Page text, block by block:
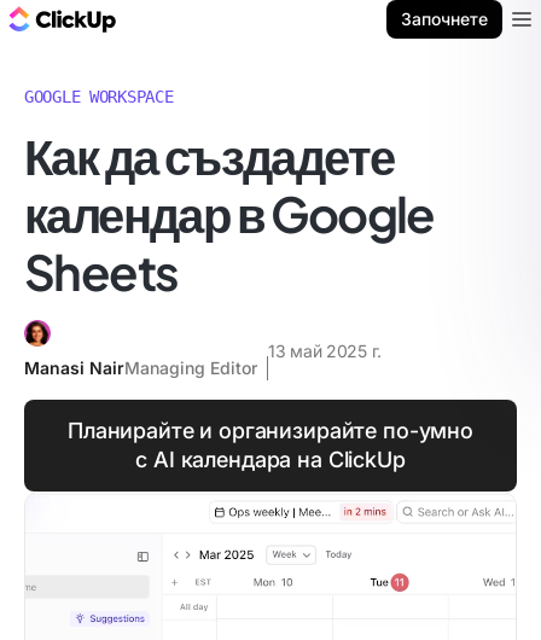
Започнете
GOOGLE WORKSPACE
Как да създадете
календар в Google
Sheets
Manasi NairManaging Editor
13 май 2025 г.
Планирайте и организирайте по-умно
с AI календара на ClickUp